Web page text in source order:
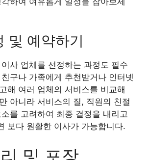
및 예약하기
사 업체를 선정하는 과정도 필수
구나 가족에게 추천받거나 인터넷
해 여러 업체의 서비스를 비교해
아니라 서비스의 질, 직원의 친절
를 고려하여 최종 결정을 내리고
보다 원활한 이사가 가능합니다.
및 포장